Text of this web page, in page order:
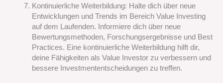
Kontinuierliche Weiterbildung: Halte dich über neue
Entwicklungen und Trends im Bereich Value Investing
auf dem Laufenden. Informiere dich über neue
Bewertungsmethoden, Forschungsergebnisse und Best
Practices. Eine kontinuierliche Weiterbildung hilft dir,
deine Fähigkeiten als Value Investor zu verbessern und
bessere Investmententscheidungen zu treffen.